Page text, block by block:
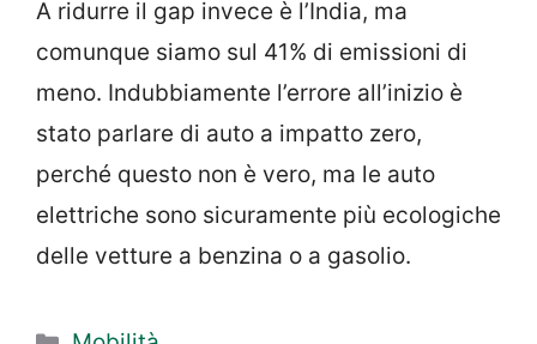
A ridurre il gap invece è l’India, ma
comunque siamo sul 41% di emissioni di
meno. Indubbiamente l’errore all’inizio è
stato parlare di auto a impatto zero,
perché questo non è vero, ma le auto
elettriche sono sicuramente più ecologiche
delle vetture a benzina o a gasolio.
Categorie